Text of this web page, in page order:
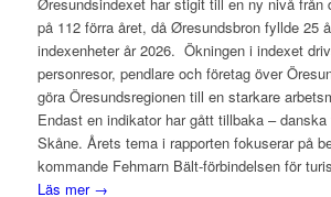
Øresundsindexet har stigit till en ny nivå från
på 112 förra året, då Øresundsbron fyllde 25
indexenheter år 2026. Ökningen i indexet
personresor, pendlare och företag över
göra Öresundsregionen till en starkare
Endast en indikator har gått tillbaka –
Skåne. Årets tema i rapporten fokuserar på
kommande Fehmarn Bält-förbindelsen för
Läs mer →